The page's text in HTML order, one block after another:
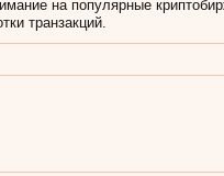
на популярные
транзакций.